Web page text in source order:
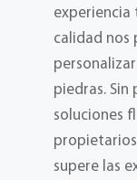
calidad nos
piedras.
soluciones
supere las